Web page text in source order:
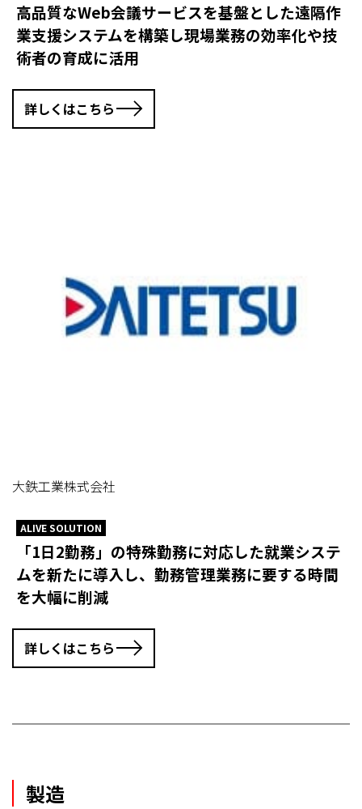
高品質なWeb会議サービスを基盤とした遠隔作
業支援システムを構築し現場業務の効率化や技
術者の育成に活用
詳しくはこちら
大鉄工業株式会社
ALIVE SOLUTION
「1日2勤務」の特殊勤務に対応した就業システ
ムを新たに導入し、勤務管理業務に要する時間
を大幅に削減
詳しくはこちら
製造